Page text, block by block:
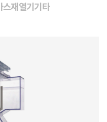
스재열기 기타